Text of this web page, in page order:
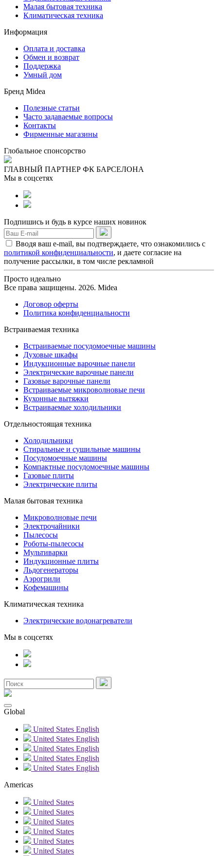
Малая бытовая техника
Климатическая техника
Информация
Оплата и доставка
Обмен и возврат
Поддержка
Умный дом
Бренд Midea
Полезные статьи
Часто задаваемые вопросы
Контакты
Фирменные магазины
Глобальное спонсорство
ГЛАВНЫЙ ПАРТНЕР ФК БАРСЕЛОНА
Мы в соцсетях
Подпишись и будь в курсе наших новинок
Вводя ваш e-mail, вы подтверждаете, что ознакомились с
политикой конфиденциальности, и даете согласие на
получение рассылки, в том числе рекламной
Просто идеально
Все права защищены. 2026. Midea
Договор оферты
Политика конфиденциальности
Встраиваемая техника
Встраиваемые посудомоечные машины
Духовые шкафы
Индукционные варочные панели
Электрические варочные панели
Газовые варочные панели
Встраиваемые микроволновые печи
Кухонные вытяжки
Встраиваемые холодильники
Отдельностоящая техника
Холодильники
Стиральные и сушильные машины
Посудомоечные машины
Компактные посудомоечные машины
Газовые плиты
Электрические плиты
Малая бытовая техника
Микроволновые печи
Электрочайники
Пылесосы
Роботы-пылесосы
Мультиварки
Индукционные плиты
Льдогенераторы
Аэрогрили
Кофемашины
Климатическая техника
Электрические водонагреватели
Мы в соцсетях
Global
United States English
United States English
United States English
United States English
United States English
Americas
United States
United States
United States
United States
United States
United States